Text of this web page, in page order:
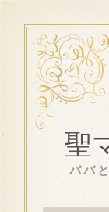
聖
パパ